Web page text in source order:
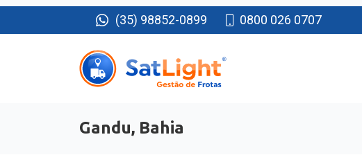
(35) 98852-0899 0800 026 0707
Gandu, Bahia